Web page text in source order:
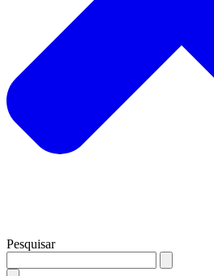
Pesquisar